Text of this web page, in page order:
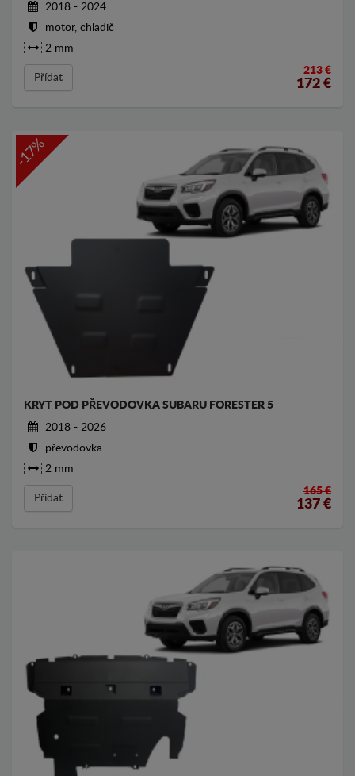
2018 - 2024
motor, chladič
2 mm
Přídat
213 €
172 €
-17%
KRYT POD PŘEVODOVKA SUBARU FORESTER 5
2018 - 2026
převodovka
2 mm
Přídat
165 €
137 €